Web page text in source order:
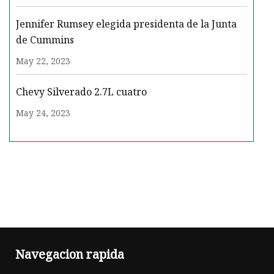
Jennifer Rumsey elegida presidenta de la Junta
de Cummins
May 22, 2023
Chevy Silverado 2.7L cuatro
May 24, 2023
Navegacion rapida